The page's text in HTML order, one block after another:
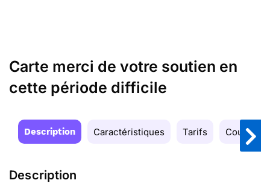
Carte merci de votre soutien en
cette période difficile
Description Caractéristiques Tarifs Couleurs
Description